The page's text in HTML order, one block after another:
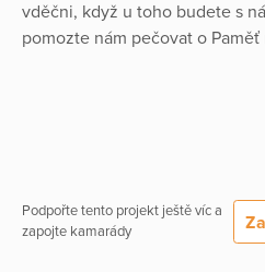
vděčni, když u toho budete s
pomozte nám pečovat o
Podpořte tento projekt ještě víc a
zapojte kamarády